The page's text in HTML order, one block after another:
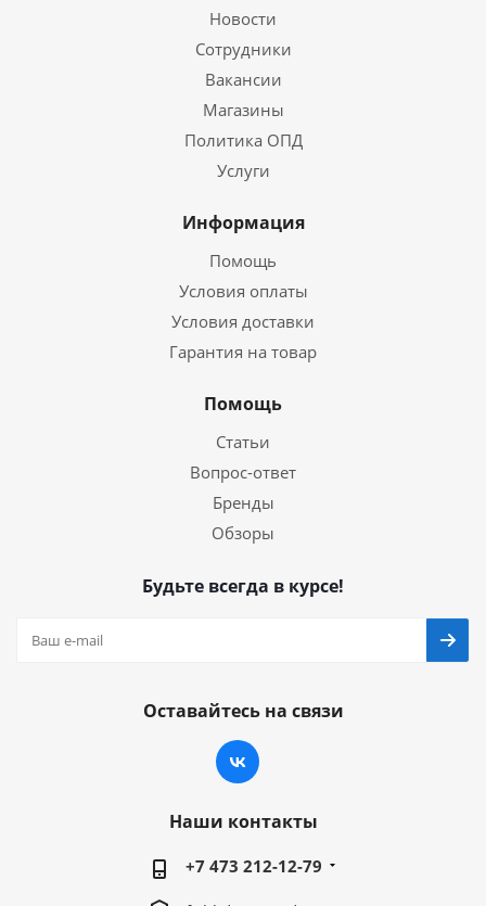
Новости
Сотрудники
Вакансии
Магазины
Политика ОПД
Услуги
Информация
Помощь
Условия оплаты
Условия доставки
Гарантия на товар
Помощь
Статьи
Вопрос-ответ
Бренды
Обзоры
Будьте всегда в курсе!
Оставайтесь на связи
Наши контакты
+7 473 212-12-79